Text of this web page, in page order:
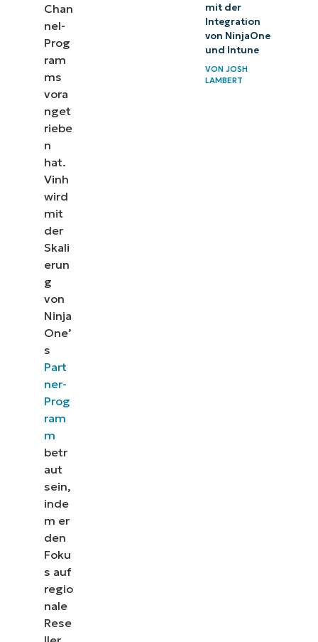
Chan
nel-
Prog
ram
ms
vora
nget
riebe
n
hat.
Vinh
wird
mit
der
Skali
erun
g
von
Ninja
One’
s
Part
ner-
Prog
ram
m
betr
aut
sein,
inde
m er
den
Foku
s auf
regio
nale
Rese
mit der
Integration
von NinjaOne
und Intune
VON JOSH
LAMBERT